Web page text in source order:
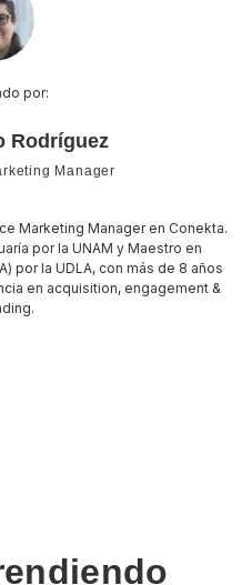
por:
Rodríguez
Manager
Marketing Manager en Conekta.
por la UNAM y Maestro en
por la UDLA, con más de 8 años
en acquisition, engagement &